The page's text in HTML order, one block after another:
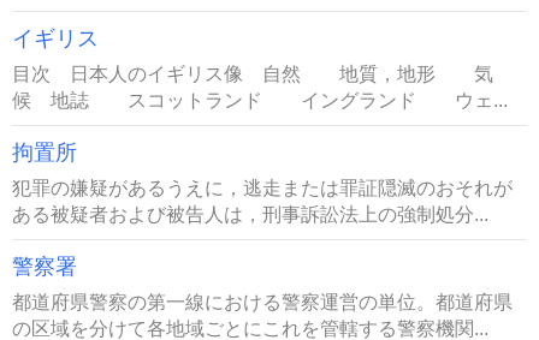
イギリス
目次 日本人のイギリス像 自然 地質，地形 気
候 地誌 スコットランド イングランド ウェ...
拘置所
犯罪の嫌疑があるうえに，逃走または罪証隠滅のおそれが
ある被疑者および被告人は，刑事訴訟法上の強制処分...
警察署
都道府県警察の第一線における警察運営の単位。都道府県
の区域を分けて各地域ごとにこれを管轄する警察機関...